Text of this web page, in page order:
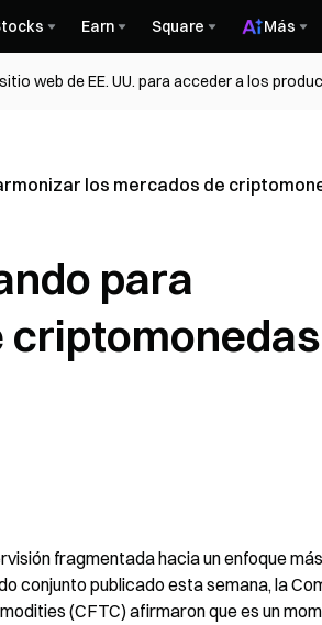
Earn Square Más
web de EE. UU. para acceder a los
los mercados de
para
fragmentada hacia un enfoque más
conjunto publicado esta semana, la
(CFTC) afirmaron que es un